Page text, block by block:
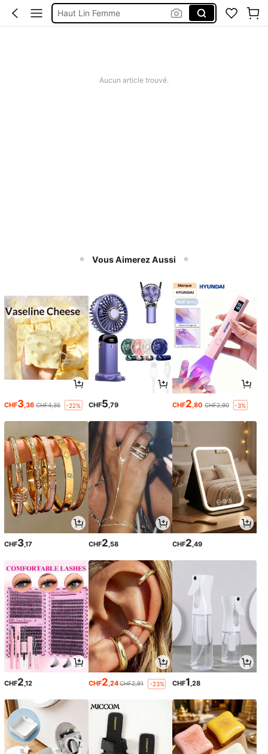
Haut Lin Femme
Aucun article trouvé.
Vous Aimerez Aussi
CHF3 ,36 CHF4,35 -22% CHF5 ,79 CHF2 ,80 CHF2,90 -3%
CHF3,17 CHF2,58 CHF2,49
CHF2,12 CHF2,24CHF2,91 -23% CHF1,28